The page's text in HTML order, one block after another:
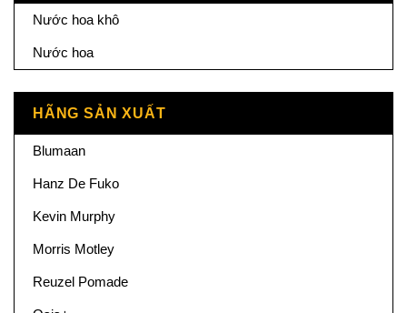
Nước hoa khô
Nước hoa
HÃNG SẢN XUẤT
Blumaan
Hanz De Fuko
Kevin Murphy
Morris Motley
Reuzel Pomade